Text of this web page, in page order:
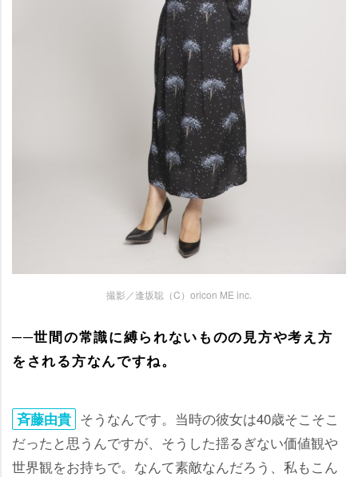
撮影／逢坂聡（C）oricon ME inc.
──世間の常識に縛られないものの見方や考え方
をされる方なんですね。
斉藤由貴 そうなんです。当時の彼女は40歳そこそこ
だったと思うんですが、そうした揺るぎない価値観
世界観をお持ちで。なんて素敵なんだろう、私もこん